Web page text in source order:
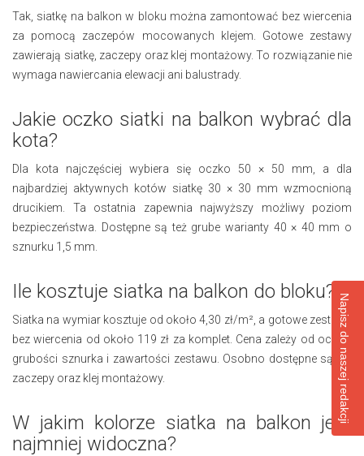
Tak, siatkę na balkon w bloku można zamontować bez wiercenia
za pomocą zaczepów mocowanych klejem. Gotowe zestawy
zawierają siatkę, zaczepy oraz klej montażowy. To rozwiązanie nie
wymaga nawiercania elewacji ani balustrady.
Jakie oczko siatki na balkon wybrać dla
kota?
Dla kota najczęściej wybiera się oczko 50 × 50 mm, a dla
najbardziej aktywnych kotów siatkę 30 × 30 mm wzmocnioną
drucikiem. Ta ostatnia zapewnia najwyższy możliwy poziom
bezpieczeństwa. Dostępne są też grube warianty 40 × 40 mm o
sznurku 1,5 mm.
Ile kosztuje siatka na balkon do bloku?
Siatka na wymiar kosztuje od około 4,30 zł/m², a gotowe zestawy
bez wiercenia od około 119 zł za komplet. Cena zależy od oczka,
grubości sznurka i zawartości zestawu. Osobno dostępne są też
zaczepy oraz klej montażowy.
W jakim kolorze siatka na balkon jest
najmniej widoczna?
Napisz do naszej redakcji